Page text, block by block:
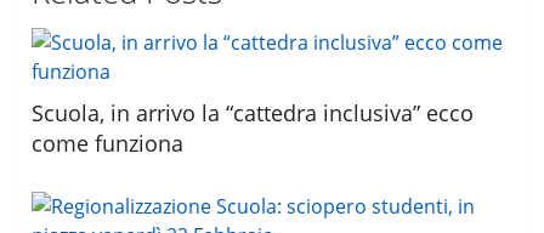
Scuola, in arrivo la “cattedra inclusiva” ecco
come funziona